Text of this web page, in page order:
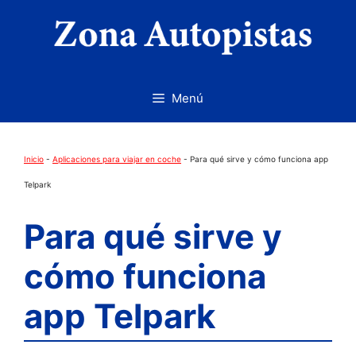
Menú
Inicio - Aplicaciones para viajar en coche - Para qué sirve y cómo funciona app
Telpark
Para qué sirve y
cómo funciona
app Telpark